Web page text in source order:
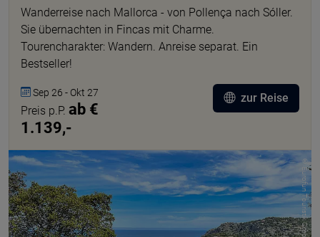
Wanderreise nach Mallorca - von Pollença nach Sóller.
Sie übernachten in Fincas mit Charme.
Tourencharakter: Wandern. Anreise separat. Ein
Bestseller!
Sep 26 - Okt 27
Preis p.P. ab €
1.139,-
zur Reise
© Eurofun Touristik GmbH